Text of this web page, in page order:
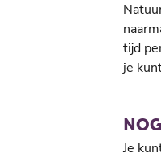
tijd
je
Je